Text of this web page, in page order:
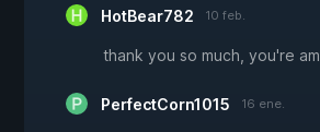
HotBear782 10 feb.
thank you so much, you're
PerfectCorn1015 16 ene.